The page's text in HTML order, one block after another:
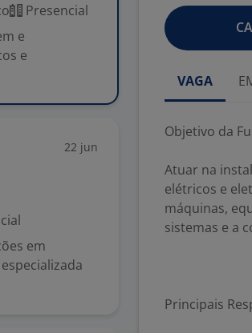
Presencial
e
e
22 jun
em
VAGA
Objetivo da
Atuar na
elétricos e
máquinas,
sistemas e a
Principais